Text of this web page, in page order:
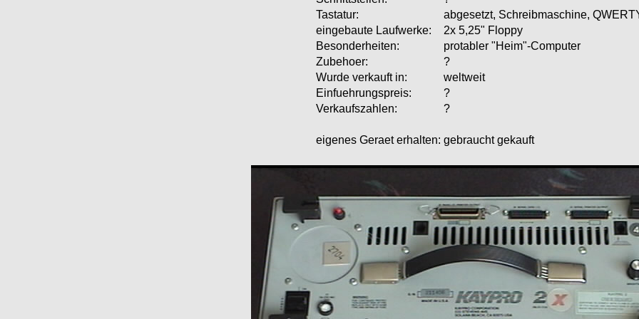
Tastatur:
abgesetzt, Schreibmaschine,
eingebaute Laufwerke:
2x 5,25" Floppy
Besonderheiten:
protabler "Heim"-Computer
Zubehoer:
?
Wurde verkauft in:
weltweit
Einfuehrungspreis:
?
Verkaufszahlen:
?
eigenes Geraet erhalten: gebraucht gekauft